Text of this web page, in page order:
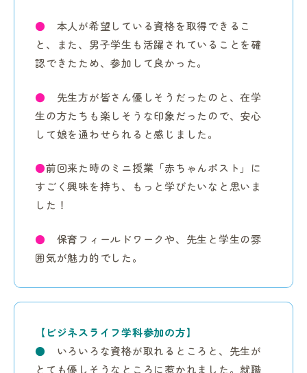
● 本人が希望している資格を取得できるこ
と、また、男子学生も活躍されていることを確
認できたため、参加して良かった。
● 先生方が皆さん優しそうだったのと、在学
生の方たちも楽しそうな印象だったので、安心
して娘を通わせられると感じました。
●前回来た時のミニ授業「赤ちゃんポスト」に
すごく興味を持ち、もっと学びたいなと思いま
した！
● 保育フィールドワークや、先生と学生の雰
囲気が魅力的でした。
【ビジネスライフ学科参加の方】
● いろいろな資格が取れるところと、先生が
とても優しそうなところに惹かれました。就職